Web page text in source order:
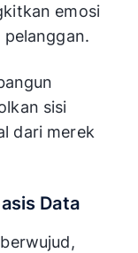
emosi
sisi
dari merek
Data